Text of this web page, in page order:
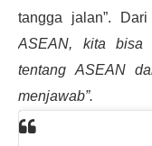
tangga jalan”.
ASEAN, kita bisa
tentang ASEAN
menjawab”.